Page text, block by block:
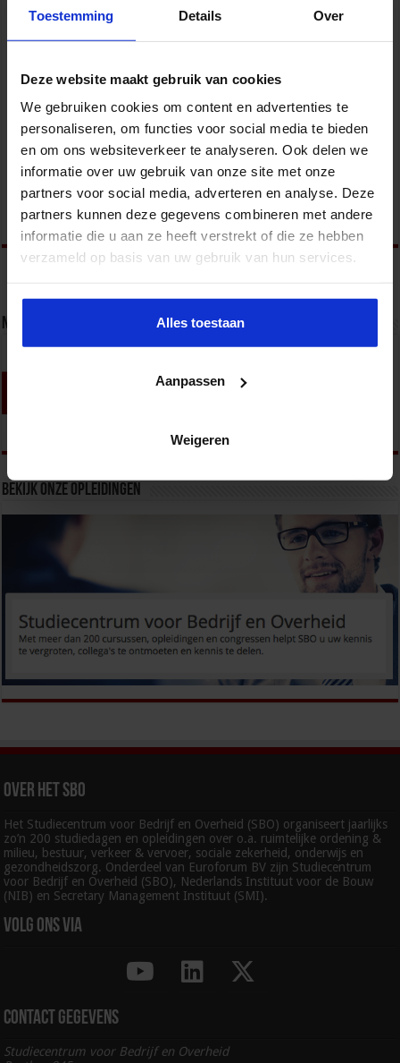
Toestemming Details Over
Deze website maakt gebruik van cookies
We gebruiken cookies om content en advertenties te
personaliseren, om functies voor social media te bieden
en om ons websiteverkeer te analyseren. Ook delen we
informatie over uw gebruik van onze site met onze
partners voor social media, adverteren en analyse. Deze
partners kunnen deze gegevens combineren met andere
informatie die u aan ze heeft verstrekt of die ze hebben
verzameld op basis van uw gebruik van hun services.
Alles toestaan
Aanpassen
Weigeren
persoonsgegevens. Het dient immers een hoger doel: de
gezondheid van ieder. Toch is niet alles toegestaan. Hoe houd je
je als werkgever aan de privacyregels bij het uitvoeren van
COVID-veilig werken? In dit blog van de Autoriteit
Persoonsgegevens krijg je een paar praktische tips. Autoriteit
Persoonsgegevens komt telkens met …
Lees verder »
Nieuwsbrief
Bekijk onze opleidingen
Over het SBO
Het Studiecentrum voor Bedrijf en Overheid (SBO) organiseert jaarlijks
zo’n 200 studiedagen en opleidingen over o.a. ruimtelijke ordening &
milieu, bestuur, verkeer & vervoer, sociale zekerheid, onderwijs en
gezondheidszorg. Onderdeel van Euroforum BV zijn Studiecentrum
voor Bedrijf en Overheid (SBO), Nederlands Instituut voor de Bouw
(NIB) en Secretary Management Instituut (SMI).
Volg ons via
Contact gegevens
Studiecentrum voor Bedrijf en Overheid